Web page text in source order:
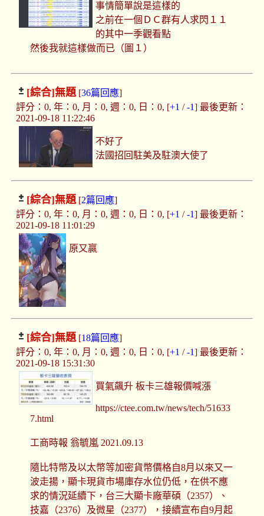
事情簡單說是這樣的
之前在一個ＤＣ群有人求閃１１
的其中一季觀看點
然後我就這樣做而已（圖１）
[綜合]無題[36篇回應]
評分：0, 年：0, 月：0, 週：0, 日：0, [+1 /-1] 最後更新：
2021-09-18 11:22:46
不好了
法國招回駐美及駐澳大使了
[綜合]無題[2篇回應]
評分：0, 年：0, 月：0, 週：0, 日：0, [+1 /-1] 最後更新：
2021-09-18 11:01:29
原又贏
[綜合]無題[18篇回應]
評分：0, 年：0, 月：0, 週：0, 日：0, [+1 /-1] 最後更新：
2021-09-18 15:31:30
買氣飆升 板卡三雄報價喊漲
https://ctee.com.tw/news/tech/51633
7.html
工商時報 翁毓嵐 2021.09.13
隨比特幣及以太幣等加密貨幣價格自8月以來又一
波走揚，顯卡現貨市場庫存水位仍低，在供不應
求的情況延續下，台三大顯卡廠華碩（2357）、
技嘉（2376）及微星（2377），接續宣布自9月起